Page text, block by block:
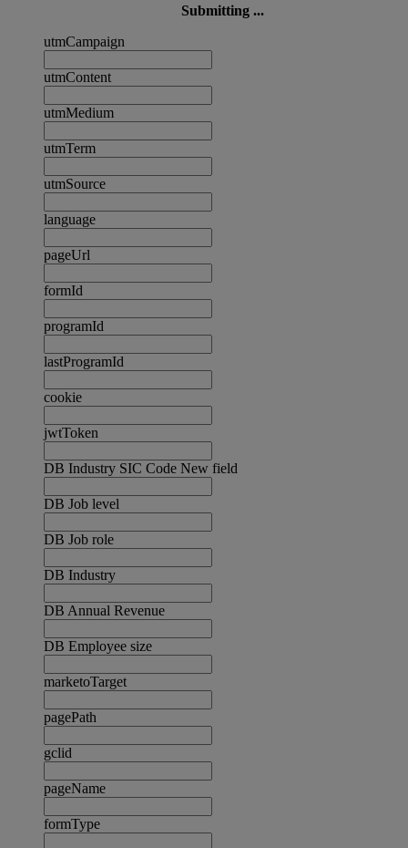
Submitting ...
utmCampaign
utmContent
utmMedium
utmTerm
utmSource
language
pageUrl
formId
programId
lastProgramId
cookie
jwtToken
DB Industry SIC Code New field
DB Job level
DB Job role
DB Industry
DB Annual Revenue
DB Employee size
marketoTarget
pagePath
gclid
pageName
formType